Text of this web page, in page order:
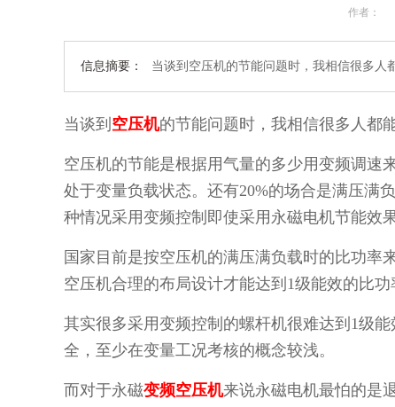
作者：
信息摘要： 当谈到空压机的节能问题时，我相信很多人
当谈到 空压机的节能问题时，我相信很多人都
空压机的节能是根据用气量的多少用变频调速
处于变量负载状态。还有20%的场合是满压满
种情况采用变频控制即使采用永磁电机节能效
国家目前是按空压机的满压满负载时的比功率
空压机合理的布局设计才能达到1级能效的比功
其实很多采用变频控制的螺杆机很难达到1级
全，至少在变量工况考核的概念较浅。
而对于永磁变频空压机来说永磁电机最怕的是